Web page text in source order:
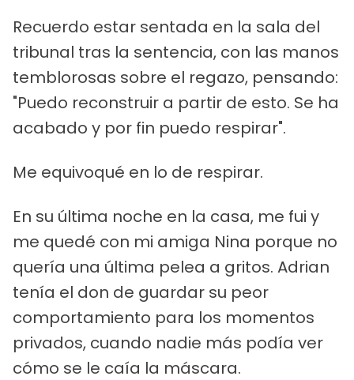
Recuerdo estar sentada en la sala del
tribunal tras la sentencia, con las manos
temblorosas sobre el regazo, pensando:
"Puedo reconstruir a partir de esto. Se ha
acabado y por fin puedo respirar".
Me equivoqué en lo de respirar.
En su última noche en la casa, me fui y
me quedé con mi amiga Nina porque no
quería una última pelea a gritos. Adrian
tenía el don de guardar su peor
comportamiento para los momentos
privados, cuando nadie más podía ver
cómo se le caía la máscara.